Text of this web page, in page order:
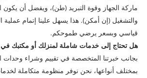
ماركة الجهاز وقوة التبريد (طن)، ويفضل أن يكون
والتشغيل (إن أمكن). هذا يسهل علينا إتمام
قياسي وبسعر يرضي طموحكم.
هل تحتاج إلى خدمات شاملة لمنزلك أو مكتبك في
​بجانب خبرتنا المتخصصة في تقييم وشراء وحدات
بمختلف أنواعها، نحن نوفر منظومة متكاملة